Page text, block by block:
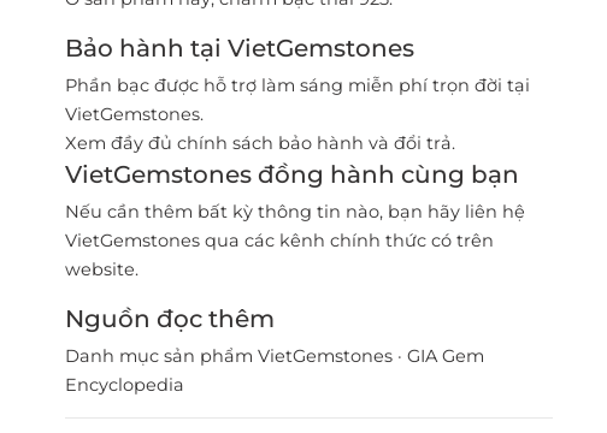
Bảo hành tại VietGemstones
Phần bạc được hỗ trợ làm sáng miễn phí trọn đời tại
VietGemstones.
Xem đầy đủ chính sách bảo hành và đổi trả.
VietGemstones đồng hành cùng bạn
Nếu cần thêm bất kỳ thông tin nào, bạn hãy liên hệ
VietGemstones qua các kênh chính thức có trên
website.
Nguồn đọc thêm
Danh mục sản phẩm VietGemstones ·GIA Gem
Encyclopedia